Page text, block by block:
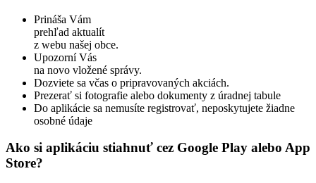
Prináša Vám
prehľad aktualít
z webu našej obce.
Upozorní Vás
na novo vložené správy.
Dozviete sa včas o pripravovaných akciách.
Prezerať si fotografie alebo dokumenty z úradnej tabule
Do aplikácie sa nemusíte registrovať, neposkytujete žiadne
osobné údaje
Ako si aplikáciu stiahnuť cez Google Play alebo App
Store?